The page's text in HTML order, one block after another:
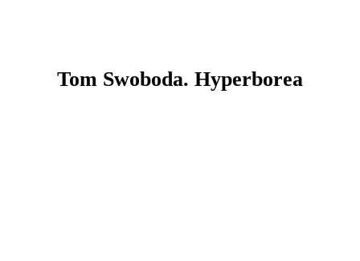
Tom Swoboda. Hyperborea